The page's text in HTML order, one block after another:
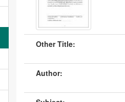
Other Title:
Author: